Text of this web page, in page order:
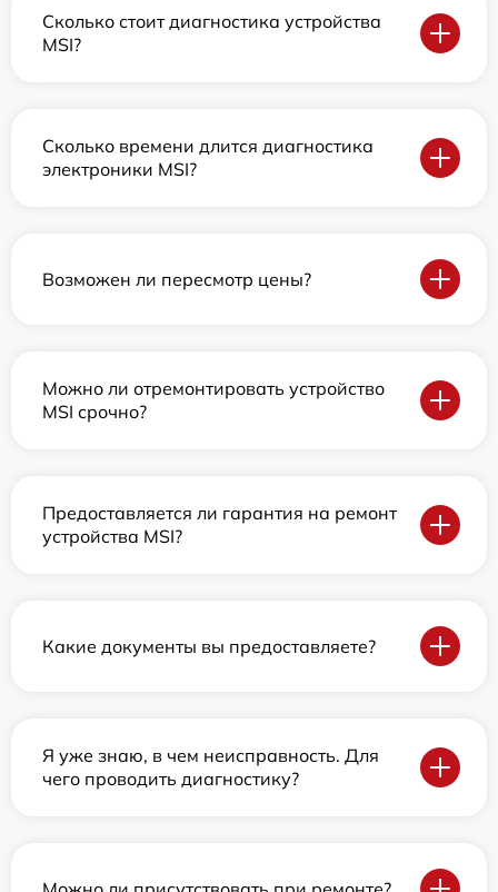
Сколько стоит диагностика устройства
MSI?
Сколько времени длится диагностика
электроники MSI?
Возможен ли пересмотр цены?
Можно ли отремонтировать устройство
MSI срочно?
Предоставляется ли гарантия на ремонт
устройства MSI?
Какие документы вы предоставляете?
Я уже знаю, в чем неисправность. Для
чего проводить диагностику?